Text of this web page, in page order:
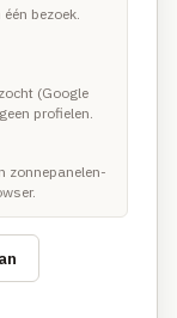
bezoek.
(Google
profielen.
zonnepanelen-